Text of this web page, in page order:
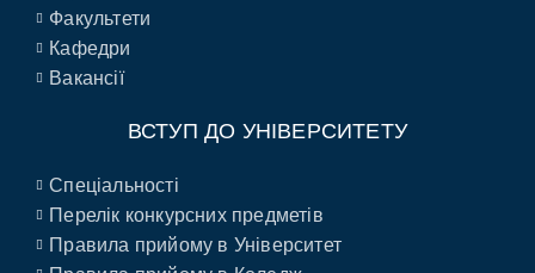
Факультети
Кафедри
Вакансії
ВСТУП ДО УНІВЕРСИТЕТУ
Спеціальності
Перелік конкурсних предметів
Правила прийому в Університет